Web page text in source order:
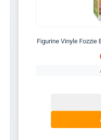
Figurine Vinyle Fozzie